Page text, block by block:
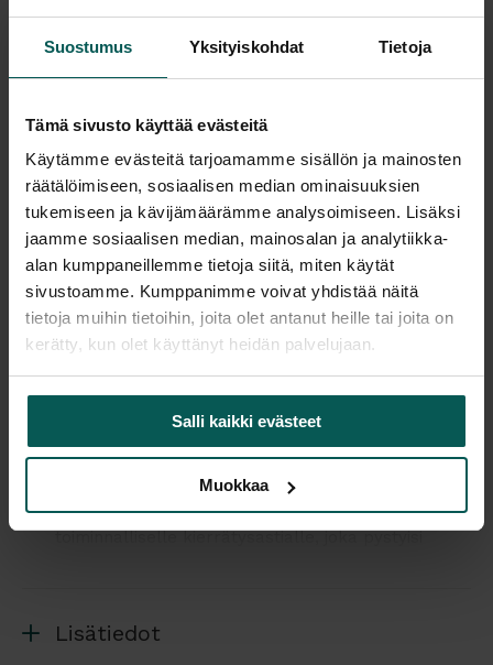
Suostumus Yksityiskohdat Tietoja
Tämä sivusto käyttää evästeitä
Käytämme evästeitä tarjoamamme sisällön ja mainosten
räätälöimiseen, sosiaalisen median ominaisuuksien
tukemiseen ja kävijämäärämme analysoimiseen. Lisäksi
jaamme sosiaalisen median, mainosalan ja analytiikka-
alan kumppaneillemme tietoja siitä, miten käytät
sivustoamme. Kumppanimme voivat yhdistää näitä
tietoja muihin tietoihin, joita olet antanut heille tai joita on
kerätty, kun olet käyttänyt heidän palvelujaan.
Salli kaikki evästeet
Muokkaa
pientoimituslisä. Kysy lisää!
Minimimäärään voit yhdistää saman valmistajan nettisivuillamme
olevia tuotteita tai muita valmistajan valikoimassa olevia tuotteita.
Muut tuotteet löydät kirjoittamalla "Mitä etsit"-kohtaan valmistajan
nimen ja koko valikoiman valmistajan omilta nettisivuilta.
Tulosta tuotekortti
Kaikki valmistajan tuotteet tilattavissa kauttamme.
Tuotekuvaus
TRECE on kehittänyt yhdessä Tengbom-
arkkitehtien kanssa HOLD kierrätysastian.
Arkkitehdit näki tarvetta erilaiselle ja
kokoushuoneiden jne. tarpeisiin.
Lisätiedot